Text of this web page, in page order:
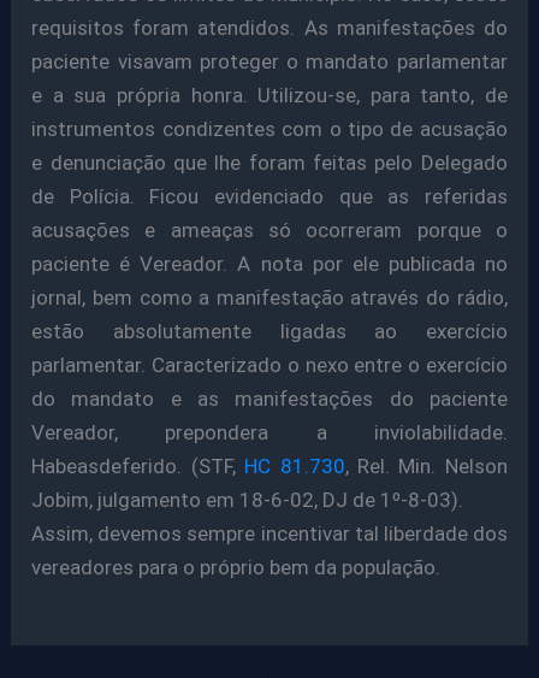
requisitos foram atendidos. As manifestações do
paciente visavam proteger o mandato parlamentar
e a sua própria honra. Utilizou-se, para tanto, de
instrumentos condizentes com o tipo de acusação
e denunciação que lhe foram feitas pelo Delegado
de Polícia. Ficou evidenciado que as referidas
acusações e ameaças só ocorreram porque o
paciente é Vereador. A nota por ele publicada no
jornal, bem como a manifestação através do rádio,
estão absolutamente ligadas ao exercício
parlamentar. Caracterizado o nexo entre o exercício
do mandato e as manifestações do paciente
Vereador, prepondera a inviolabilidade.
Habeasdeferido. (STF, HC 81.730, Rel. Min. Nelson
Jobim, julgamento em 18-6-02, DJ de 1º-8-03).
Assim, devemos sempre incentivar tal liberdade dos
vereadores para o próprio bem da população.